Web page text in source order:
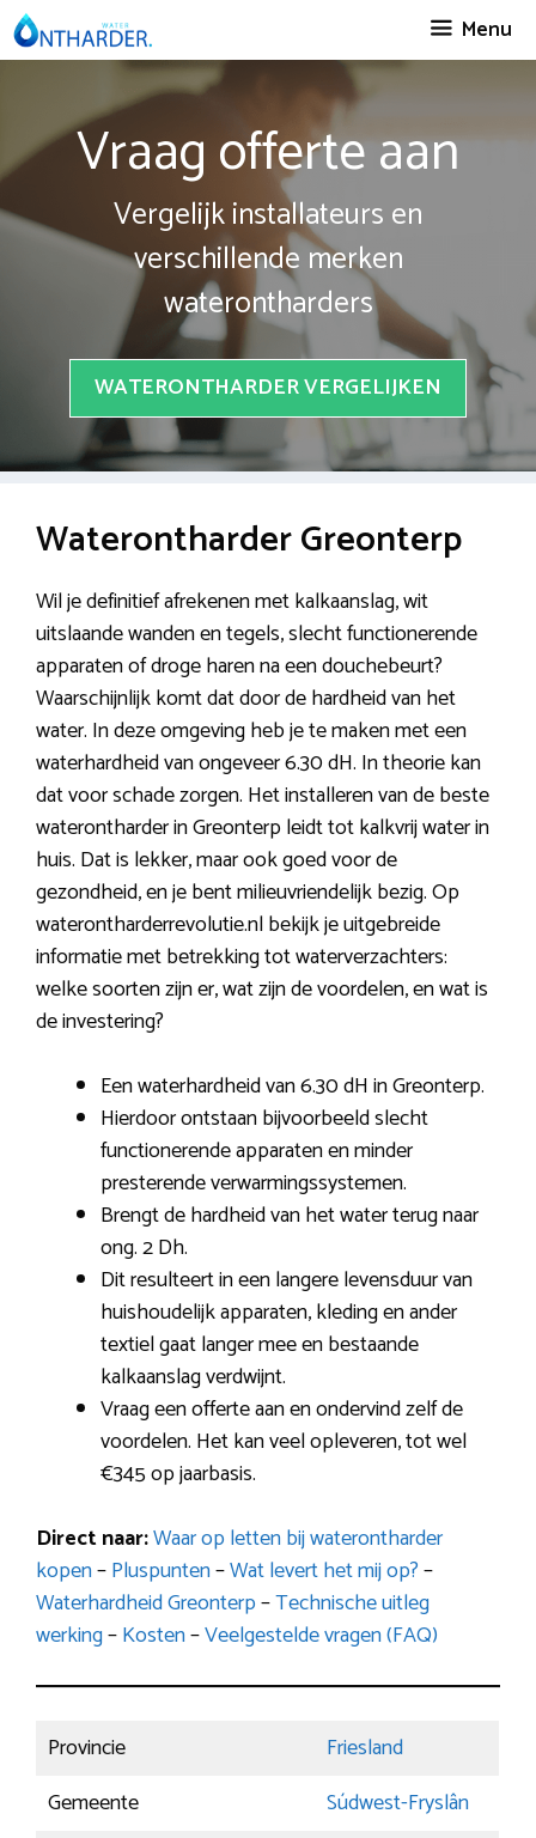
Spring
naar
Menu
Vraag offerte aan
Vergelijk installateurs en
verschillende merken
waterontharders
WATERONTHARDER VERGELIJKEN
Waterontharder Greonterp
Wil je definitief afrekenen met kalkaanslag, wit
uitslaande wanden en tegels, slecht functionerende
apparaten of droge haren na een douchebeurt?
Waarschijnlijk komt dat door de hardheid van het
water. In deze omgeving heb je te maken met een
waterhardheid van ongeveer 6.30 dH. In theorie kan
dat voor schade zorgen. Het installeren van de beste
waterontharder in Greonterp leidt tot kalkvrij water in
huis. Dat is lekker, maar ook goed voor de
gezondheid, en je bent milieuvriendelijk bezig. Op
waterontharderrevolutie.nl bekijk je uitgebreide
informatie met betrekking tot waterverzachters:
welke soorten zijn er, wat zijn de voordelen, en wat is
de investering?
Een waterhardheid van 6.30 dH in Greonterp.
Hierdoor ontstaan bijvoorbeeld slecht
functionerende apparaten en minder
presterende verwarmingssystemen.
Brengt de hardheid van het water terug naar
ong. 2 Dh.
Dit resulteert in een langere levensduur van
huishoudelijk apparaten, kleding en ander
textiel gaat langer mee en bestaande
kalkaanslag verdwijnt.
Vraag een offerte aan en ondervind zelf de
voordelen. Het kan veel opleveren, tot wel
€345 op jaarbasis.
Direct naar:Waar op letten bij waterontharder
kopen–Pluspunten–Wat levert het mij op?–
Waterhardheid Greonterp–Technische uitleg
werking–Kosten–Veelgestelde vragen (FAQ)
Provincie
Friesland
Gemeente
Súdwest-Fryslân